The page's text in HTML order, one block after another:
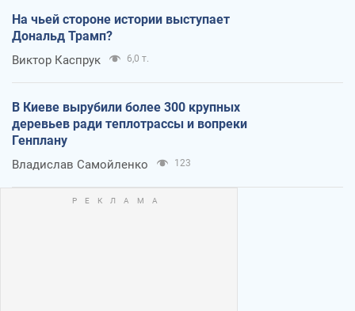
На чьей стороне истории выступает
Дональд Трамп?
Виктор Каспрук 6,0 т.
В Киеве вырубили более 300 крупных
деревьев ради теплотрассы и вопреки
Генплану
Владислав Самойленко 123